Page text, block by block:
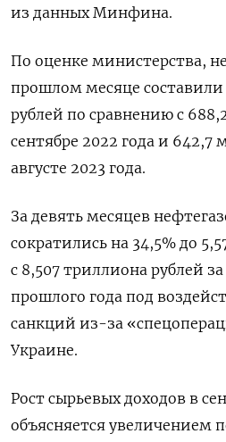
из данных Минфина.
По оценке министерства,
прошлом месяце
рублей по сравнению с
сентябре 2022 года и 642,7
августе 2023 года.
За девять месяцев
сократились на 34,5% до
с 8,507 триллиона рублей
прошлого года под
санкций из-за
Украине.
Рост сырьевых доходов в
объясняется увеличением